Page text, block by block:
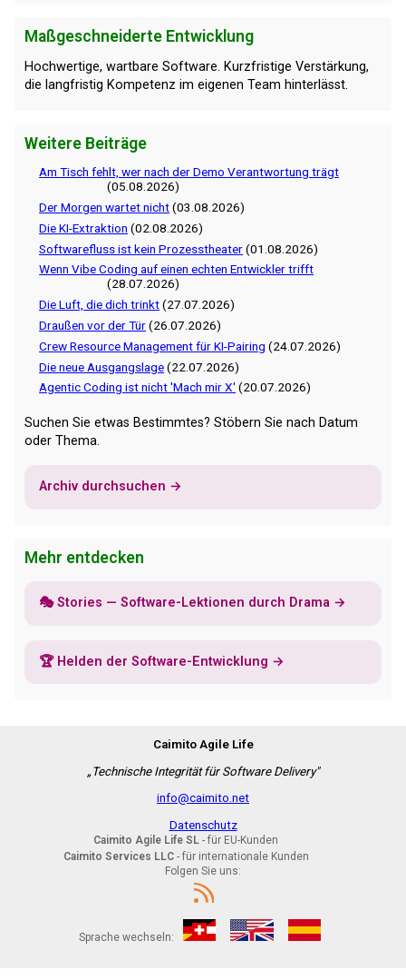
Maßgeschneiderte Entwicklung
Hochwertige, wartbare Software. Kurzfristige Verstärkung,
die langfristig Kompetenz im eigenen Team hinterlässt.
Weitere Beiträge
Am Tisch fehlt, wer nach der Demo Verantwortung trägt
(05.08.2026)
Der Morgen wartet nicht(03.08.2026)
Die KI-Extraktion (02.08.2026)
Softwarefluss ist kein Prozesstheater(01.08.2026)
Wenn Vibe Coding auf einen echten Entwickler trifft
(28.07.2026)
Die Luft, die dich trinkt(27.07.2026)
Draußen vor der Tür(26.07.2026)
Crew Resource Management für KI-Pairing (24.07.2026)
Die neue Ausgangslage(22.07.2026)
Agentic Coding ist nicht 'Mach mir X' (20.07.2026)
Suchen Sie etwas Bestimmtes? Stöbern Sie nach Datum
oder Thema.
Archiv durchsuchen →
Mehr entdecken
🎭 Stories — Software-Lektionen durch Drama →
🏆 Helden der Software-Entwicklung →
Caimito Agile Life
„Technische Integrität für Software Delivery"
info@caimito.net
Datenschutz
Caimito Agile Life SL - für EU-Kunden
Caimito Services LLC- für internationale Kunden
Folgen Sie uns:
Sprache wechseln: